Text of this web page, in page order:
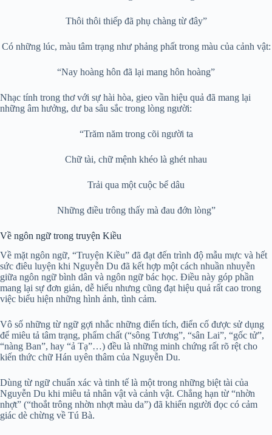
Thôi thôi thiếp đã phụ chàng từ đây”
Có những lúc, màu tâm trạng như phảng phất trong màu của cảnh vật:
“Nay hoàng hôn đã lại mang hôn hoàng”
Nhạc tính trong thơ với sự hài hòa, gieo vần hiệu quả đã mang lại
những âm hưởng, dư ba sâu sắc trong lòng người:
“Trăm năm trong cõi người ta
Chữ tài, chữ mệnh khéo là ghét nhau
Trải qua một cuộc bể dâu
Những điều trông thấy mà đau đớn lòng”
Về ngôn ngữ trong truyện Kiều
Về mặt ngôn ngữ, “Truyện Kiều” đã đạt đến trình độ mẫu mực và hết
sức điêu luyện khi Nguyễn Du đã kết hợp một cách nhuần nhuyễn
giữa ngôn ngữ bình dân và ngôn ngữ bác học. Điều này góp phần
mang lại sự đơn giản, dễ hiểu nhưng cũng đạt hiệu quả rất cao trong
việc biểu hiện những hình ảnh, tình cảm.
Vô số những từ ngữ gợi nhắc những điển tích, điển cố được sử dụng
để miêu tả tâm trạng, phẩm chất (“sông Tương”, “sân Lai”, “gốc tử”,
“nàng Ban”, hay “ả Tạ”…) đều là những minh chứng rất rõ rệt cho
kiến thức chữ Hán uyên thâm của Nguyễn Du.
Dùng từ ngữ chuẩn xác và tinh tế là một trong những biệt tài của
Nguyễn Du khi miêu tả nhân vật và cảnh vật. Chẳng hạn từ “nhờn
nhợt” (“thoắt trông nhờn nhợt màu da”) đã khiến người đọc có cảm
giác dè chừng về Tú Bà.